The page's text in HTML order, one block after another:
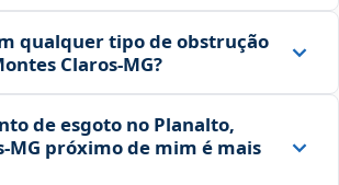
qualquer tipo de obstrução
Claros‑MG?
de esgoto no Planalto,
próximo de mim é mais